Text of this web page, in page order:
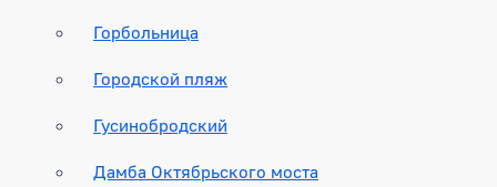
Горбольница
Городской пляж
Гусинобродский
Дамба Октябрьского моста